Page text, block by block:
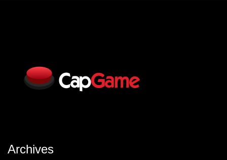
Archives